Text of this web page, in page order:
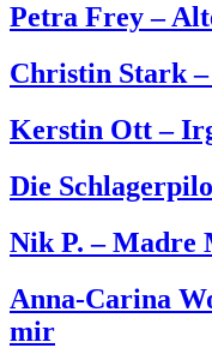
Petra Frey –
Christin Stark
Kerstin Ott –
Die
Nik P. – Madre
Anna-Carina
mir